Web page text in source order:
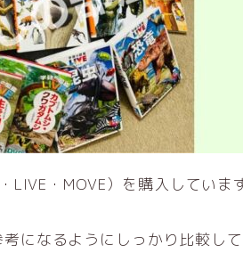
・MOVE）を購入していま
になるようにしっかり比較し